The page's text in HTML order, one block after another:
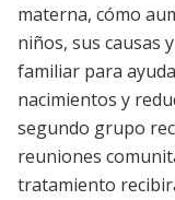
materna, cómo
niños, sus causas
familiar para
nacimientos y
segundo grupo
reuniones
tratamiento